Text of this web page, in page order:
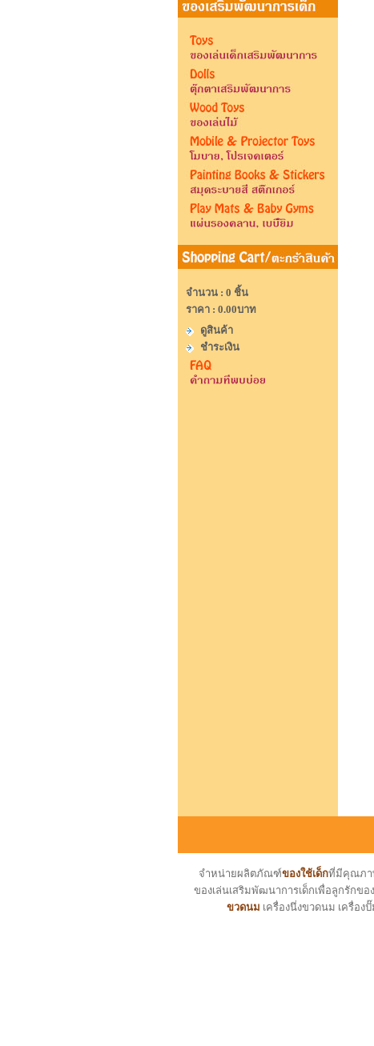
จำนวน : 0 ชิ้น
ราคา : 0.00บาท
ดูสินค้า
ชำระเงิน
จำหน่ายผลิตภัณฑ์ของใช้เด็กที่มีคุณภา
ของเล่นเสริมพัฒนาการเด็กเพื่อลูกรักข
ขวดนม เครื่องนึ่งขวดนม เครื่อ